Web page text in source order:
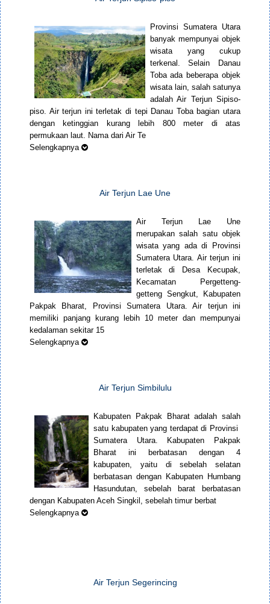
Provinsi Sumatera Utara
banyak mempunyai objek
wisata yang cukup
terkenal. Selain Danau
Toba ada beberapa objek
wisata lain, salah satunya
adalah Air Terjun Sipiso-
piso. Air terjun ini terletak di tepi Danau Toba bagian utara
dengan ketinggian kurang lebih 800 meter di atas
permukaan laut. Nama dari Air Te
Selengkapnya
Air Terjun Lae Une
Air Terjun Lae Une
merupakan salah satu objek
wisata yang ada di Provinsi
Sumatera Utara. Air terjun ini
terletak di Desa Kecupak,
Kecamatan Pergetteng-
getteng Sengkut, Kabupaten
Pakpak Bharat, Provinsi Sumatera Utara. Air terjun ini
memiliki panjang kurang lebih 10 meter dan mempunyai
kedalaman sekitar 15
Selengkapnya
Air Terjun Simbilulu
Kabupaten Pakpak Bharat adalah salah
satu kabupaten yang terdapat di Provinsi
Sumatera Utara. Kabupaten Pakpak
Bharat ini berbatasan dengan 4
kabupaten, yaitu di sebelah selatan
berbatasan dengan Kabupaten Humbang
Hasundutan, sebelah barat berbatasan
dengan Kabupaten Aceh Singkil, sebelah timur berbat
Selengkapnya
Air Terjun Segerincing